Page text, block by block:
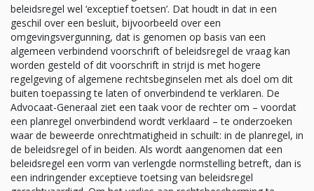
beleidsregel wel ‘exceptief toetsen’. Dat houdt in dat in een
geschil over een besluit, bijvoorbeeld over een
omgevingsvergunning, dat is genomen op basis van een
algemeen verbindend voorschrift of beleidsregel de vraag kan
worden gesteld of dit voorschrift in strijd is met hogere
regelgeving of algemene rechtsbeginselen met als doel om dit
buiten toepassing te laten of onverbindend te verklaren. De
Advocaat-Generaal ziet een taak voor de rechter om – voordat
een planregel onverbindend wordt verklaard – te onderzoeken
waar de beweerde onrechtmatigheid in schuilt: in de planregel, in
de beleidsregel of in beiden. Als wordt aangenomen dat een
beleidsregel een vorm van verlengde normstelling betreft, dan is
een indringender exceptieve toetsing van beleidsregel